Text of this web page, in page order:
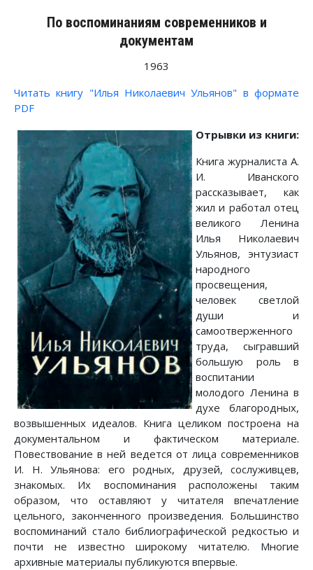
По воспоминаниям современников и
документам
1963
Читать книгу "Илья Николаевич Ульянов" в формате
PDF
Отрывки из книги:
Книга журналиста А.
И. Иванского
рассказывает, как
жил и работал отец
великого Ленина
Илья Николаевич
Ульянов, энтузиаст
народного
просвещения,
человек светлой
души и
самоотверженного
труда, сыгравший
большую роль в
воспитании
молодого Ленина в
духе благородных,
возвышенных идеалов. Книга целиком построена на
документальном и фактическом материале.
Повествование в ней ведется от лица современников
И. Н. Ульянова: его родных, друзей, сослуживцев,
знакомых. Их воспоминания расположены таким
образом, что оставляют у читателя впечатление
цельного, законченного произведения. Большинство
воспоминаний стало библиографической редкостью и
почти не известно широкому читателю. Многие
архивные материалы публикуются впервые.